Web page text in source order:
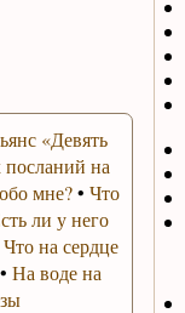
«Девять
на
мне?• Что
ли у него
Что на сердце
• На воде на